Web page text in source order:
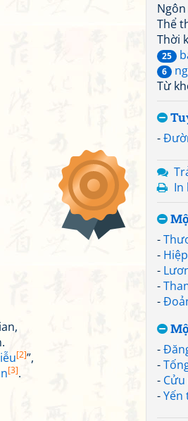
Thể
Thời
25
6
Từ
-
In
-
-
-
-
-
-
-
-
-Yến
[2]”,
[3].